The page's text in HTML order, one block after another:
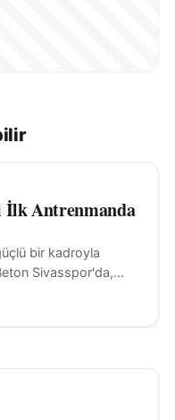
İlk Antrenmanda
bir kadroyla
Sivasspor'da,
birlikte